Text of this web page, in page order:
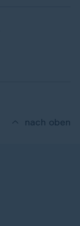
nach oben